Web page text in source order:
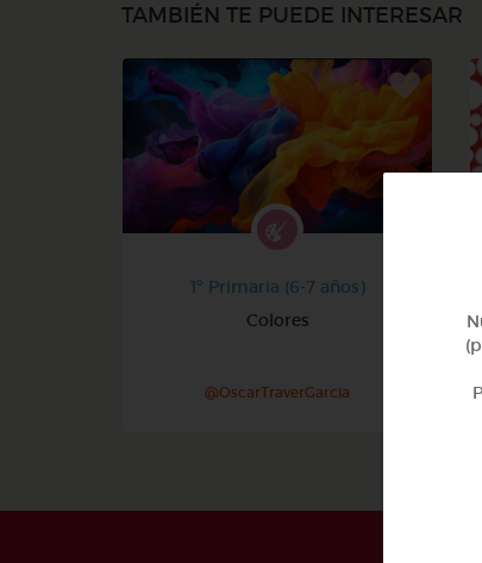
TAMBIÉN TE PUEDE INTERESAR
1º Primaria (6-7 años)
Colores
@OscarTraverGarcia